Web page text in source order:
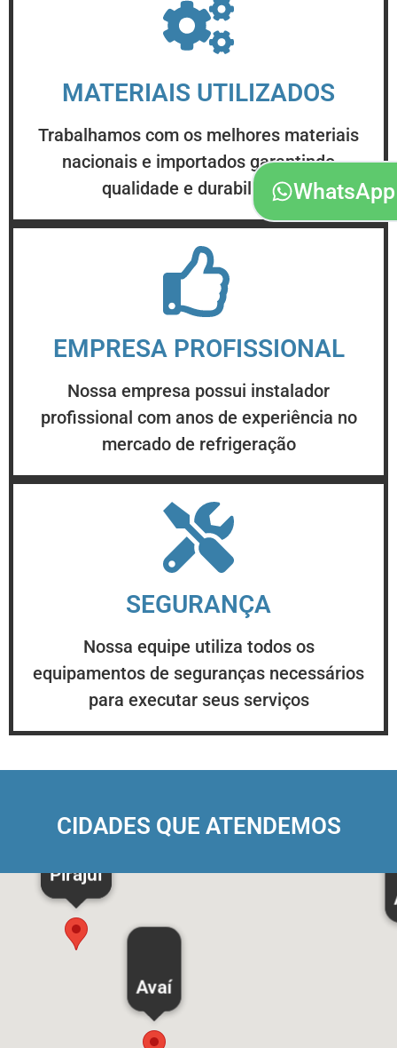
MATERIAIS UTILIZADOS
Trabalhamos com os melhores materiais
nacionais e importados garantindo
qualidade e durabilidade
EMPRESA PROFISSIONAL
Nossa empresa possui instalador
profissional com anos de experiência no
mercado de refrigeração
SEGURANÇA
Nossa equipe utiliza todos os
equipamentos de seguranças necessários
para executar seus serviços
CIDADES QUE ATENDEMOS
Avaí
Pirajuí
WhatsApp